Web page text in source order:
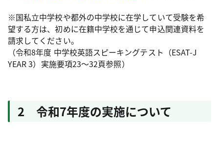
※国私立中学校や都外の中学校に在学していて受験を希
望する方は、初めに在籍中学校を通じて申込関連資料を
請求してください。
（令和8年度 中学校英語スピーキングテスト（ESAT-J
YEAR 3）実施要項23～32頁参照）
2 令和7年度の実施について